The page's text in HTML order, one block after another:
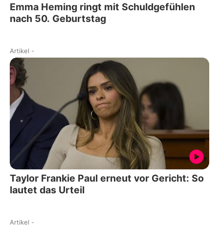
Emma Heming ringt mit Schuldgefühlen
nach 50. Geburtstag
Artikel -
Taylor Frankie Paul erneut vor Gericht: So
lautet das Urteil
Artikel -